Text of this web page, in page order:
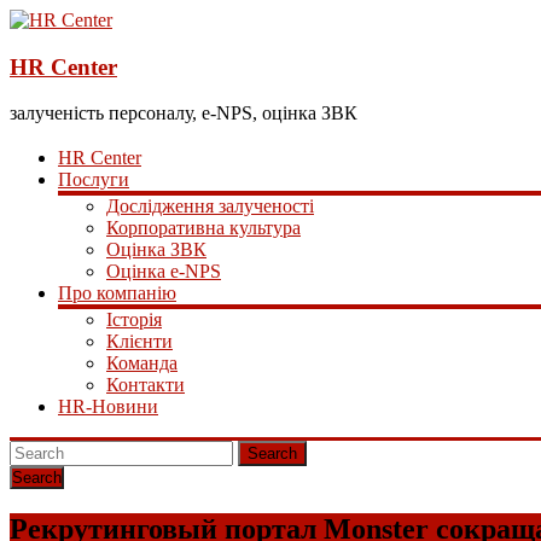
HR Center
залученість персоналу, e-NPS, оцінка ЗВК
HR Center
Послуги
Дослідження залученості
Корпоративна культура
Оцінка ЗВК
Оцінка e-NPS
Про компанію
Історія
Клієнти
Команда
Контакти
HR-Новини
Search
Рекрутинговый портал Monster